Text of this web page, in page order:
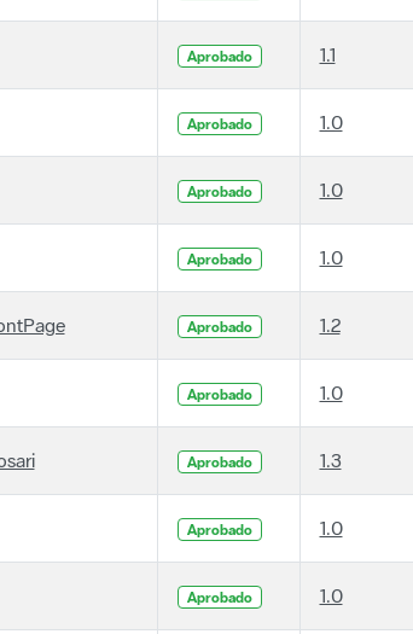
Aprobado 1.1
Aprobado 1.0
Aprobado 1.0
Aprobado 1.0
Aprobado 1.2
Aprobado 1.0
Aprobado 1.3
Aprobado 1.0
Aprobado 1.0